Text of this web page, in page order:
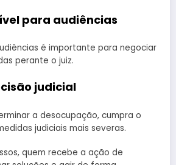
para audiências
é importante para negociar
perante o juiz.
judicial
a desocupação, cumpra o
judiciais mais severas.
quem recebe a ação de